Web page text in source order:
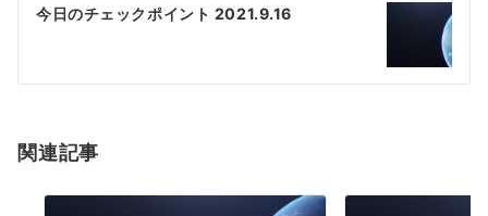
ゲ
シ
ン
今日のチェックポイント 2021.9.16
関連記事